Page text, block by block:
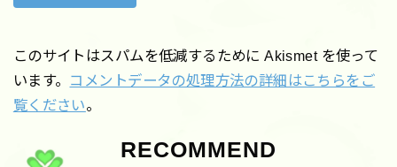
このサイトはスパムを低減するために Akismet を使って
います。 コメントデータの処理方法の詳細はこちらをご
覧ください。
RECOMMEND